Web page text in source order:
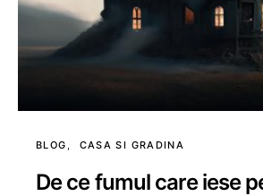
BLOG CASA SI GRADINA
De ce fumul care iese